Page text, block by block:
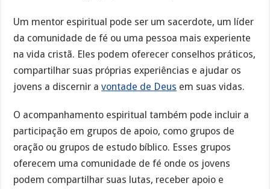
Um mentor espiritual pode ser um sacerdote, um líder
da comunidade de fé ou uma pessoa mais experiente
na vida cristã. Eles podem oferecer conselhos práticos,
compartilhar suas próprias experiências e ajudar os
jovens a discernir avontade de Deus em suas vidas.
O acompanhamento espiritual também pode incluir a
participação em grupos de apoio, como grupos de
oração ou grupos de estudo bíblico. Esses grupos
oferecem uma comunidade de fé onde os jovens
podem compartilhar suas lutas, receber apoio e